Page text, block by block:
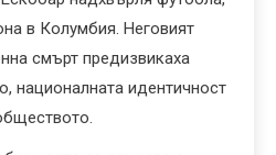
в Колумбия. Неговият
смърт предизвикаха
националната идентичност